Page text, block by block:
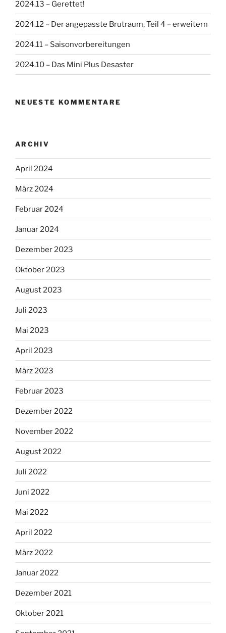
2024.13 – Gerettet!
2024.12 – Der angepasste Brutraum, Teil 4 – erweitern
2024.11 – Saisonvorbereitungen
2024.10 – Das Mini Plus Desaster
NEUESTE KOMMENTARE
ARCHIV
April 2024
März 2024
Februar 2024
Januar 2024
Dezember 2023
Oktober 2023
August 2023
Juli 2023
Mai 2023
April 2023
März 2023
Februar 2023
Dezember 2022
November 2022
August 2022
Juli 2022
Juni 2022
Mai 2022
April 2022
März 2022
Januar 2022
Dezember 2021
Oktober 2021